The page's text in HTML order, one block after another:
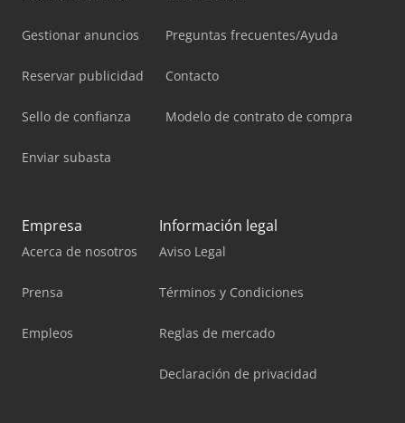
Gestionar anuncios
Reservar publicidad
Sello de confianza
Enviar subasta
Preguntas frecuentes/Ayuda
Contacto
Modelo de contrato de compra
Empresa
Acerca de nosotros
Prensa
Empleos
Información legal
Aviso Legal
Términos y Condiciones
Reglas de mercado
Declaración de privacidad